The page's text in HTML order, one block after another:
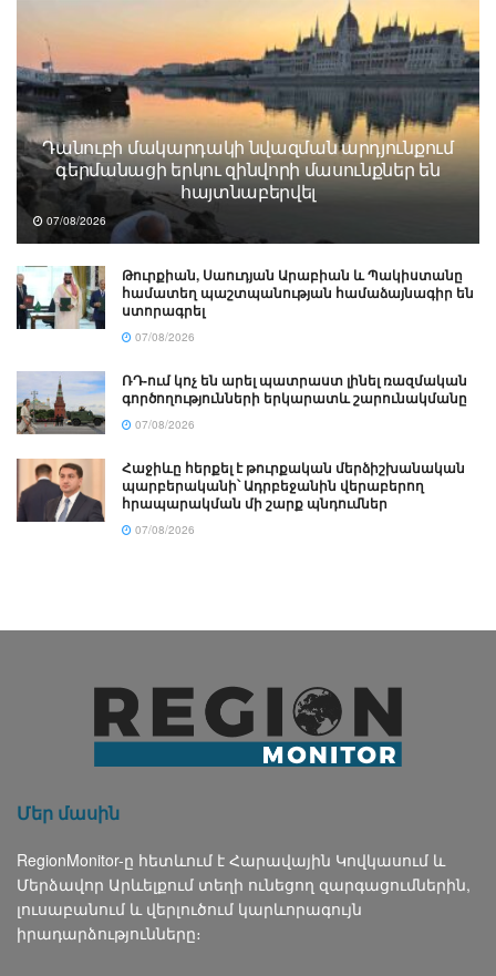
Դանուբի մակարդակի նվազման արդյունքում
գերմանացի երկու զինվորի մասունքներ են
հայտնաբերվել
07/08/2026
Թուրքիան, Սաուդյան Արաբիան և Պակիստանը
համատեղ պաշտպանության համաձայնագիր են
ստորագրել
07/08/2026
ՌԴ-ում կոչ են արել պատրաստ լինել ռազմական
գործողությունների երկարատև շարունակմանը
07/08/2026
Հաջիևը հերքել է թուրքական մերձիշխանական
պարբերականի՝ Ադրբեջանին վերաբերող
հրապարակման մի շարք պնդումներ
07/08/2026
Մեր մասին
RegionMonitor-ը հետևում է Հարավային Կովկասում և
Մերձավոր Արևելքում տեղի ունեցող զարգացումներին,
լուսաբանում և վերլուծում կարևորագույն
իրադարձությունները։